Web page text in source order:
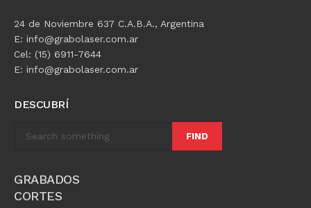
24 de Noviembre 637 C.A.B.A., Argentina
E: info@grabolaser.com.ar
Cel: (15) 6911-7644
E: info@grabolaser.com.ar
DESCUBRÍ
FIND
GRABADOS
CORTES